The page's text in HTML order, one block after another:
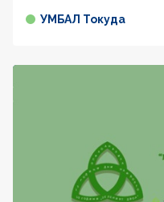
УМБАЛ Токуда